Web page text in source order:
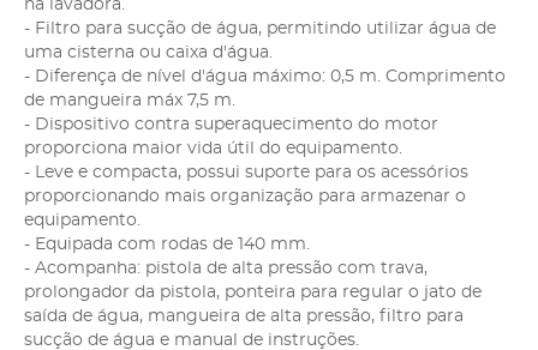
na lavadora.
- Filtro para sucção de água, permitindo utilizar água de
uma cisterna ou caixa d'água.
- Diferença de nível d'água máximo: 0,5 m. Comprimento
de mangueira máx 7,5 m.
- Dispositivo contra superaquecimento do motor
proporciona maior vida útil do equipamento.
- Leve e compacta, possui suporte para os acessórios
proporcionando mais organização para armazenar o
equipamento.
- Equipada com rodas de 140 mm.
- Acompanha: pistola de alta pressão com trava,
prolongador da pistola, ponteira para regular o jato de
saída de água, mangueira de alta pressão, filtro para
sucção de água e manual de instruções.